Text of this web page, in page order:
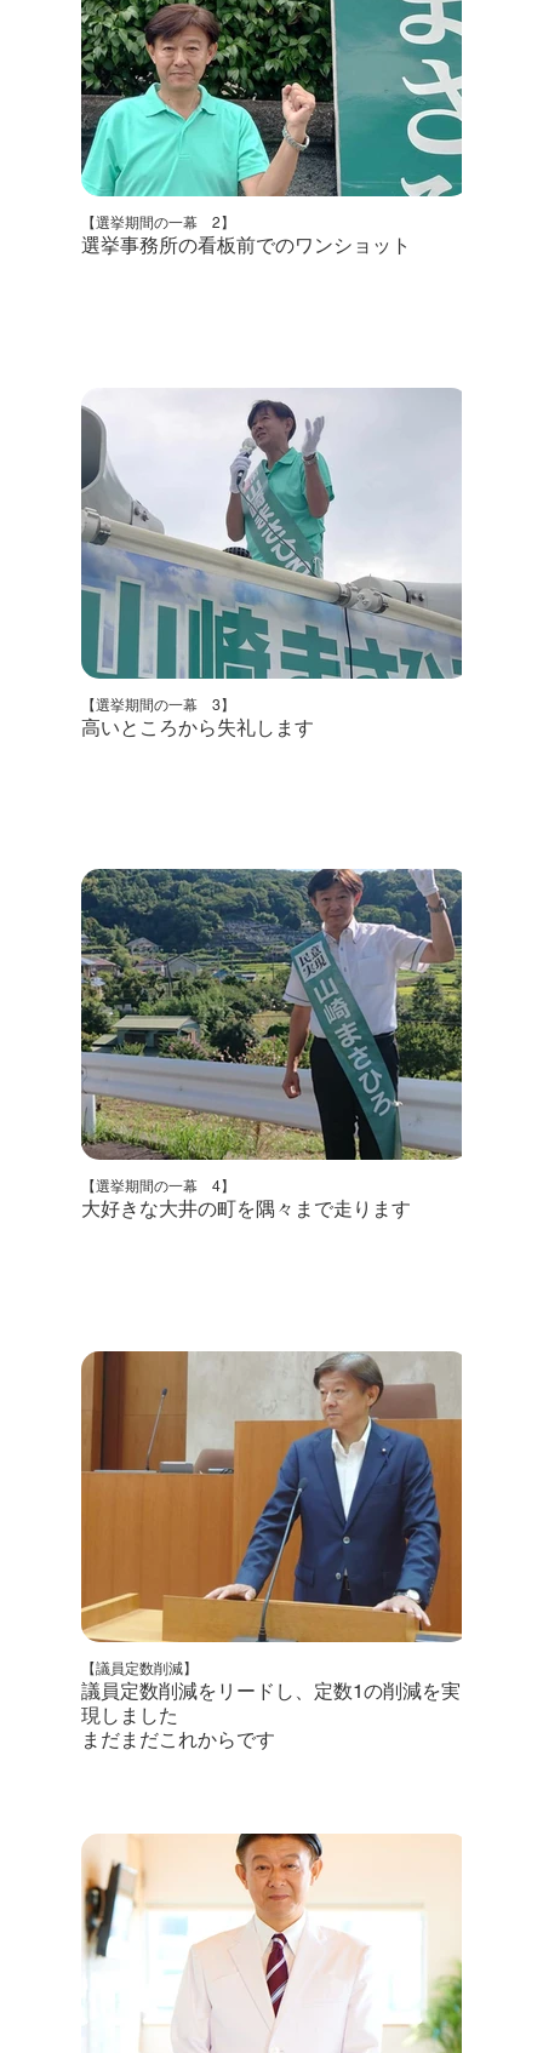
【選挙期間の一幕 2】
選挙事務所の看板前でのワンショット
【選挙期間の一幕 3】
高いところから失礼します
【選挙期間の一幕 4】
大好きな大井の町を隅々まで走ります
【議員定数削減】
議員定数削減をリードし、定数1の削減を実
現しました
まだまだこれからです